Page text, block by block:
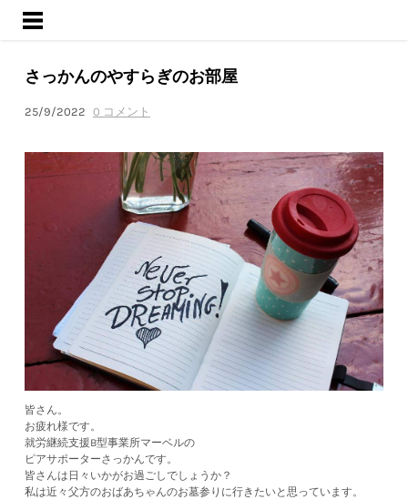
ようこそ
活動内容
ブログ
さっかんのやすらぎのお部屋
25/9/2022 0 コメント
皆さん。
お疲れ様です。
就労継続支援B型事業所マーベルの
ピアサポーターさっかんです。
皆さんは日々いかがお過ごしでしょうか？
私は近々父方のおばあちゃんのお墓参りに行きたいと思っています。